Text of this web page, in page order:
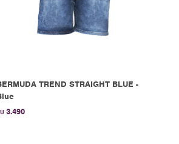
TREND STRAIGHT BLUE -
3.490